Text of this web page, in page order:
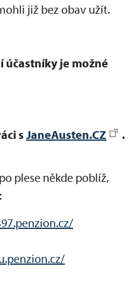
již bez obav užít.
je možné
s JaneAusten.CZ .
plese někde poblíž,